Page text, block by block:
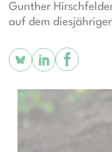
Gunther
auf dem